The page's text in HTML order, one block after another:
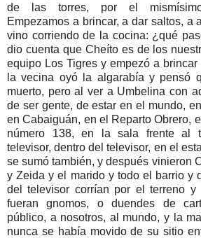
de las torres, por el
Empezamos a brincar, a dar saltos, a
vino corriendo de la cocina: ¿qué
dio cuenta que Cheíto es de los
equipo Los Tigres y empezó a
la vecina oyó la algarabía y pensó
muerto, pero al ver a Umbelina con
de ser gente, de estar en el mundo,
en Cabaiguán, en el Reparto Obrero,
número 138, en la sala frente al
televisor, dentro del televisor, en el
se sumó también, y después vinieron
y Zeida y el marido y todo el barrio y
del televisor corrían por el terreno
fueran gnomos, o duendes de
público, a nosotros, al mundo, y la
nunca se había movido de su sitio